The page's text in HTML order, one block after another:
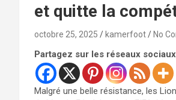
et quitte la
octobre 25, 2025 kamerfoot No
Partagez sur les réseaux sociaux
Malgré une belle résistance, les